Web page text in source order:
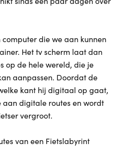
computer die we aan kunnen
Het tv scherm laat dan
op de hele wereld, die je
aanpassen. Doordat de
kant hij digitaal op gaat,
aan digitale routes en wordt
vergroot.
van een Fietslabyrint